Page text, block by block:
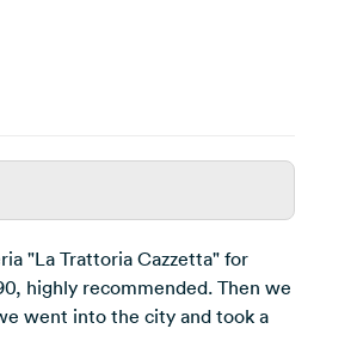
"La Trattoria Cazzetta" for
highly recommended. Then we
went into the city and took a